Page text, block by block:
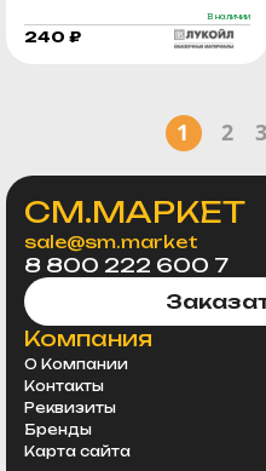
В наличии
240 ₽
1 2 3
СМ.МАРКЕТ
sale@sm.market
8 800 222 600 7
Компания
О Компании
Контакты
Реквизиты
Бренды
Карта сайта